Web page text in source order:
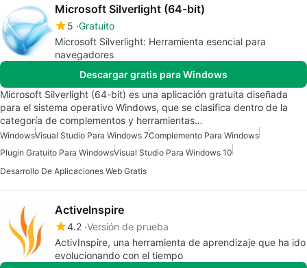
Microsoft Silverlight (64-bit)
5 Gratuito
Microsoft Silverlight: Herramienta esencial para
navegadores
Descargar gratis para Windows
Microsoft Silverlight (64-bit) es una aplicación gratuita diseñada
para el sistema operativo Windows, que se clasifica dentro de la
categoría de complementos y herramientas…
WindowsVisual Studio Para Windows 7Complemento Para Windows
Plugin Gratuito Para WindowsVisual Studio Para Windows 10
Desarrollo De Aplicaciones Web Gratis
ActiveInspire
4.2 Versión de prueba
ActivInspire, una herramienta de aprendizaje que ha ido
evolucionando con el tiempo